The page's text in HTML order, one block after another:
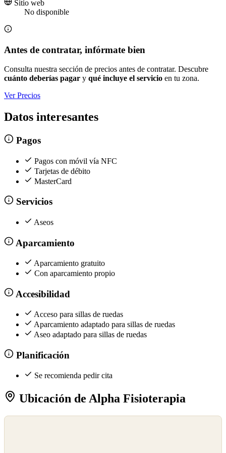
Sitio web
No disponible
Antes de contratar, infórmate bien
Consulta nuestra sección de precios antes de contratar. Descubre
cuánto deberías pagar y qué incluye el servicio en tu zona.
Ver Precios
Datos interesantes
Pagos
Pagos con móvil vía NFC
Tarjetas de débito
MasterCard
Servicios
Aseos
Aparcamiento
Aparcamiento gratuito
Con aparcamiento propio
Accesibilidad
Acceso para sillas de ruedas
Aparcamiento adaptado para sillas de ruedas
Aseo adaptado para sillas de ruedas
Planificación
Se recomienda pedir cita
Ubicación de Alpha Fisioterapia